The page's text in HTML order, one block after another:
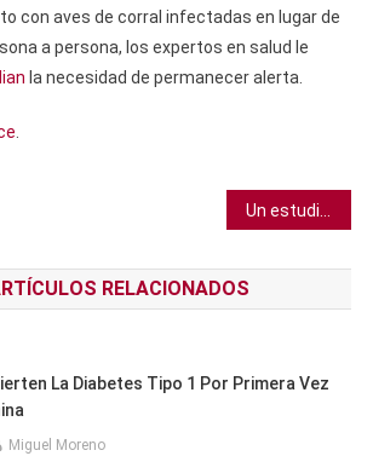
con aves de corral infectadas en lugar de
a persona, los expertos en salud le
la necesidad de permanecer alerta.
RELACIONADOS
La Diabetes Tipo 1 Por Primera Vez
Miguel Moreno